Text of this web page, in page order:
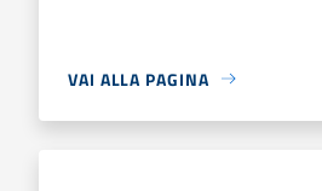
VAI ALLA PAGINA